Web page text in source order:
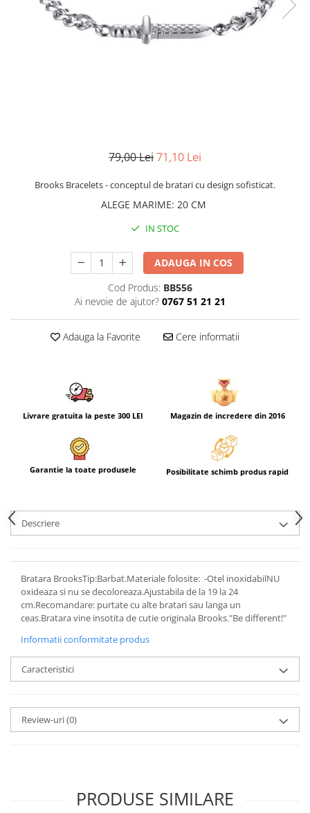
CEASURI DAMA
79,00 Lei71,10 Lei
Brooks Bracelets - conceptul de bratari cu design sofisticat.
ALEGE MARIME: 20 CM
IN STOC
ADAUGA IN COS
Cod Produs: BB556
Ai nevoie de ajutor? 0767 51 21 21
Adauga la Favorite Cere informatii
Livrare gratuita la peste 300 LEI Magazin de incredere din 2016
Garantie la toate produsele Posibilitate schimb produs rapid
Descriere
Bratara BrooksTip:Barbat.Materiale folosite: -Otel inoxidabilNU
oxideaza si nu se decoloreaza.Ajustabila de la 19 la 24
cm.Recomandare: purtate cu alte bratari sau langa un
ceas.Bratara vine insotita de cutie originala Brooks."Be different!"
Informatii conformitate produs
Caracteristici
Review-uri(0)
PRODUSE SIMILARE